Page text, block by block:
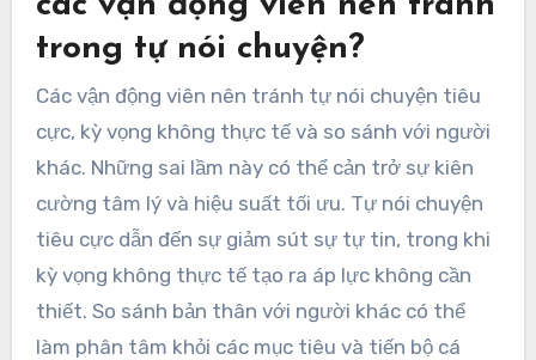
hai, các kỹ thuật hình dung có thể giúp họ thực
hành trong tâm trí những màn biểu diễn thành
công. Thứ ba, họ có thể thay thế những suy nghĩ
tiêu cực bằng những suy nghĩ mang tính xây
dựng trong quá trình tập luyện. Thứ tư, các thực
hành chánh niệm có thể cải thiện sự tập trung và
giảm lo âu. Cuối cùng, tìm kiếm phản hồi từ huấn
luyện viên có thể cung cấp những hiểu biết để
tinh chỉnh cách tiếp cận tự nói chuyện của họ.